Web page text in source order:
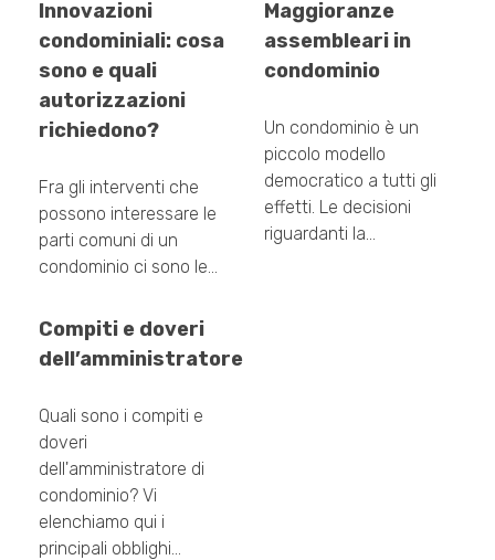
Innovazioni
condominiali: cosa
sono e quali
autorizzazioni
richiedono?
Fra gli interventi che
possono interessare le
parti comuni di un
condominio ci sono le…
Maggioranze
assembleari in
condominio
Un condominio è un
piccolo modello
democratico a tutti gli
effetti. Le decisioni
riguardanti la…
Compiti e doveri
dell’amministratore
Quali sono i compiti e
doveri
dell'amministratore di
condominio? Vi
elenchiamo qui i
principali obblighi…